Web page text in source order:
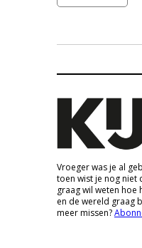
Vroeger was je al
toen wist je nog niet
graag wil weten hoe
en de wereld graag
meer missen?